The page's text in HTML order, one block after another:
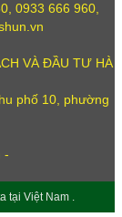
0933 666 960,
VÀ ĐẦU TƯ HÀ
phố 10, phường
-
tại Việt Nam .